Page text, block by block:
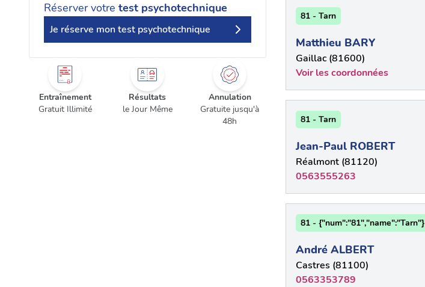
Réserver votre test psychotechnique
Je réserve mon test psychotechnique
Entraînement
Gratuit Illimité
Résultats
le Jour Même
Annulation
Gratuite jusqu'à
48h
81 - Tarn
Matthieu BARY
Gaillac (81600)
Voir les coordonnées
81 - Tarn
Jean-Paul ROBERT
Réalmont (81120)
0563555263
81 - {"num":"81","name":"Tarn"}
André ALBERT
Castres (81100)
0563353789